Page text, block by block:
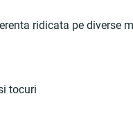
ridicata pe diverse
tocuri